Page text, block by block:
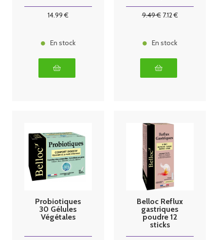
30ml
14.99 €
En stock
9.49€ 7.12€
En stock
Probiotiques
30 Gélules
Végétales
Belloc Reflux
gastriques
poudre 12
sticks